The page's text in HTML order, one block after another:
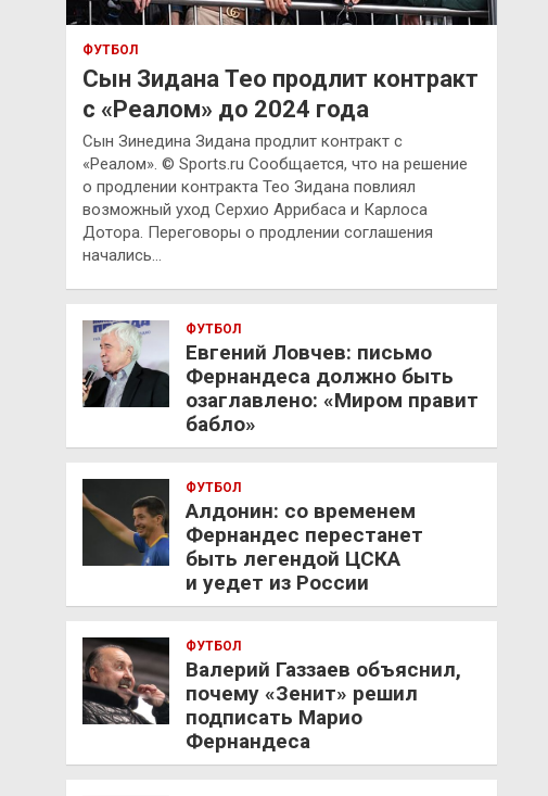
ФУТБОЛ
Сын Зидана Тео продлит контракт
с «Реалом» до 2024 года
Сын Зинедина Зидана продлит контракт с
«Реалом». © Sports.ru Сообщается, что на решение
о продлении контракта Тео Зидана повлиял
возможный уход Серхио Аррибаса и Карлоса
Дотора. Переговоры о продлении соглашения
начались…
ФУТБОЛ
Евгений Ловчев: письмо
Фернандеса должно быть
озаглавлено: «Миром правит
бабло»
ФУТБОЛ
Алдонин: со временем
Фернандес перестанет
быть легендой ЦСКА
и уедет из России
ФУТБОЛ
Валерий Газзаев объяснил,
почему «Зенит» решил
подписать Марио
Фернандеса